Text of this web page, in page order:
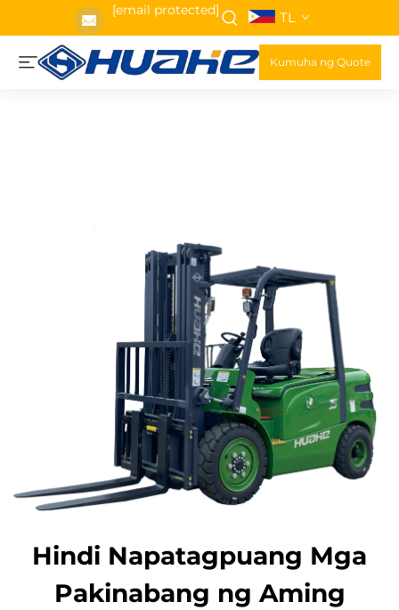
[email protected] TL
Kumuha ng Quote
Hindi Napatagpuang Mga
Pakinabang ng Aming